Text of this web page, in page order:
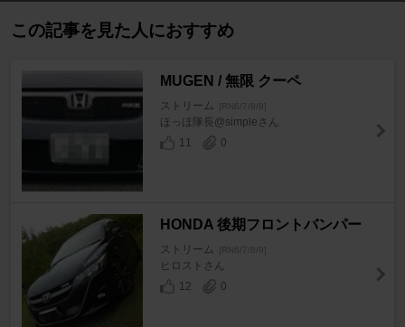
この記事を見た人におすすめ
MUGEN / 無限 クーペ
ストリーム [RN6/7/8/9]
ほっほ隊長@simpleさん
11
0
HONDA 後期フロントバンパー
ストリーム [RN6/7/8/9]
ヒロストさん
12
0